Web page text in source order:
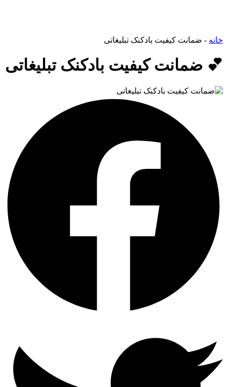
خانه - ضمانت کیفیت بادکنک تبلیغاتی
💕 ضمانت کیفیت بادکنک تبلیغاتی